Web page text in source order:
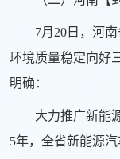
7月20日，河
环境质量稳定向好
明确：
大力推广新能
5年，全省新能源